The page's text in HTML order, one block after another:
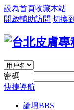
設為首頁收藏本站
開啟輔助訪問 切換
密碼
快捷導航
論壇BBS